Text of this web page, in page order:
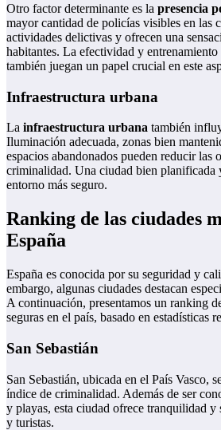
Otro factor determinante es la presencia
mayor cantidad de policías visibles en las
actividades delictivas y ofrecen una
habitantes. La efectividad y
también juegan un papel crucial en este
Infraestructura urbana
La infraestructura urbana también
Iluminación adecuada, zonas bien
espacios abandonados pueden reducir las
criminalidad. Una ciudad bien planificada
entorno más seguro.
Ranking de las ciudades
España
España es conocida por su seguridad y
embargo, algunas ciudades destacan
A continuación, presentamos un ranking
seguras en el país, basado en estadísticas
San Sebastián
San Sebastián, ubicada en el País Vasco,
índice de criminalidad. Además de ser
y playas, esta ciudad ofrece tranquilidad y
y turistas.